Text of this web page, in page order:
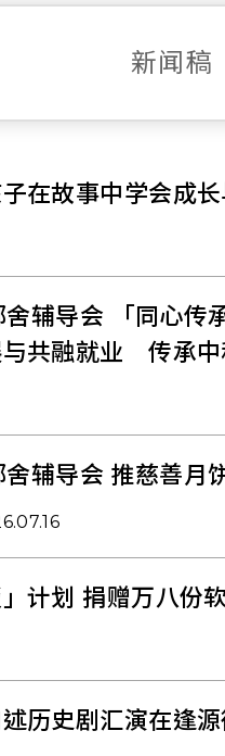
新闻稿
在故事中学会成
辅导会 「同心传
共融就业 传承中
辅导会 推慈善月
计划 捐赠万八份
历史剧汇演在逢